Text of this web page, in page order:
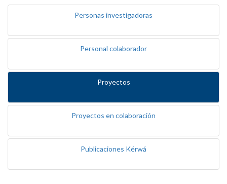
Personas investigadoras
Personal colaborador
Proyectos
Proyectos en colaboración
Publicaciones Kérwá